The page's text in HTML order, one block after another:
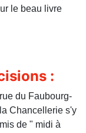
le beau livre
:
du Faubourg-
Chancellerie s'y
de " midi à